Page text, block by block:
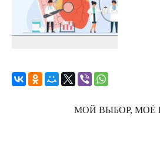
МОЙ ВЫБОР, МОЁ